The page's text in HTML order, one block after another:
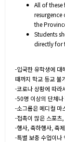
All of
the
Students
directly for
-입국한 유학생에 대
때까지 학교 등교 불
-코로나 상황에 따라
-50명 이상의 단체
-소그룹은 메디컬 마
-접촉이 많은 스포츠
-행사, 축하행사, 축
-특별 보충 수업이나